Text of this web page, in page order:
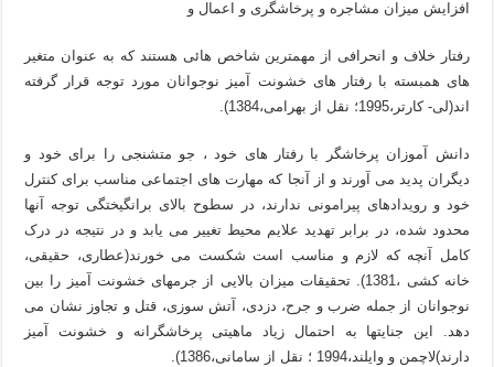
افزایش میزان مشاجره و پرخاشگری و اعمال و
رفتار خلاف و انحرافی از مهمترین شاخص هائی هستند که به عنوان متغیر
های همبسته با رفتار های خشونت آمیز نوجوانان مورد توجه قرار گرفته
اند(لی- کارتر،1995؛ نقل از بهرامی،1384).
دانش آموزان پرخاشگر با رفتار های خود ، جو متشنجی را برای خود و
دیگران پدید می آورند و از آنجا که مهارت های اجتماعی مناسب برای کنترل
خود و رویدادهای پیرامونی ندارند، در سطوح بالای برانگیختگی توجه آنها
محدود شده، در برابر تهدید علایم محیط تغییر می یابد و در نتیجه در درک
کامل آنچه که لازم و مناسب است شکست می خورند(عطاری، حقیقی،
خانه کشی ،1381). تحقیقات میزان بالایی از جرمهای خشونت آمیز را بین
نوجوانان از جمله ضرب و جرح، دزدی، آتش سوزی، قتل و تجاوز نشان می
دهد. این جنایتها به احتمال زیاد ماهیتی پرخاشگرانه و خشونت آمیز
دارند)لاچمن و وایلند،1994 ؛ نقل از سامانی،1386).